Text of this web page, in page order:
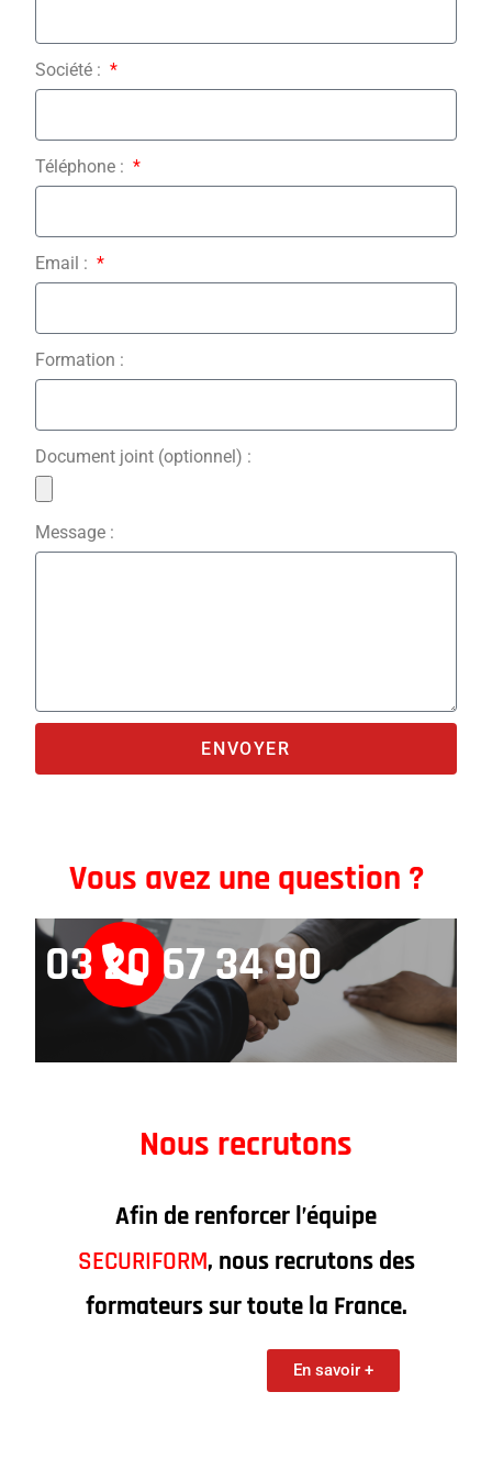
Société :
Téléphone :
Email :
Formation :
Document joint (optionnel) :
Message :
ENVOYER
Vous avez une question ?
03 20 67 34 90
Nous recrutons
Afin de renforcer l’équipe
SECURIFORM, nous recrutons des
formateurs sur toute la France.
En savoir +